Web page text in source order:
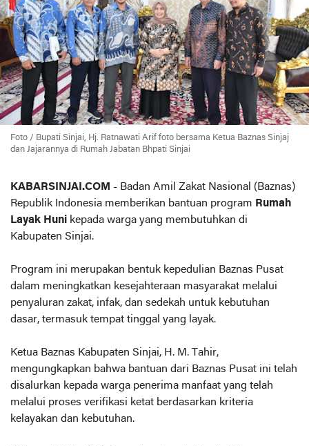
Foto / Bupati Sinjai, Hj. Ratnawati Arif foto bersama Ketua Baznas Sinjaj
dan Jajarannya di Rumah Jabatan Bhpati Sinjai
KABARSINJAI.COM - Badan Amil Zakat Nasional (Baznas)
Republik Indonesia memberikan bantuan program Rumah
Layak Huni kepada warga yang membutuhkan di
Kabupaten Sinjai.
Program ini merupakan bentuk kepedulian Baznas Pusat
dalam meningkatkan kesejahteraan masyarakat melalui
penyaluran zakat, infak, dan sedekah untuk kebutuhan
dasar, termasuk tempat tinggal yang layak.
Ketua Baznas Kabupaten Sinjai, H. M. Tahir,
mengungkapkan bahwa bantuan dari Baznas Pusat ini telah
disalurkan kepada warga penerima manfaat yang telah
melalui proses verifikasi ketat berdasarkan kriteria
kelayakan dan kebutuhan.